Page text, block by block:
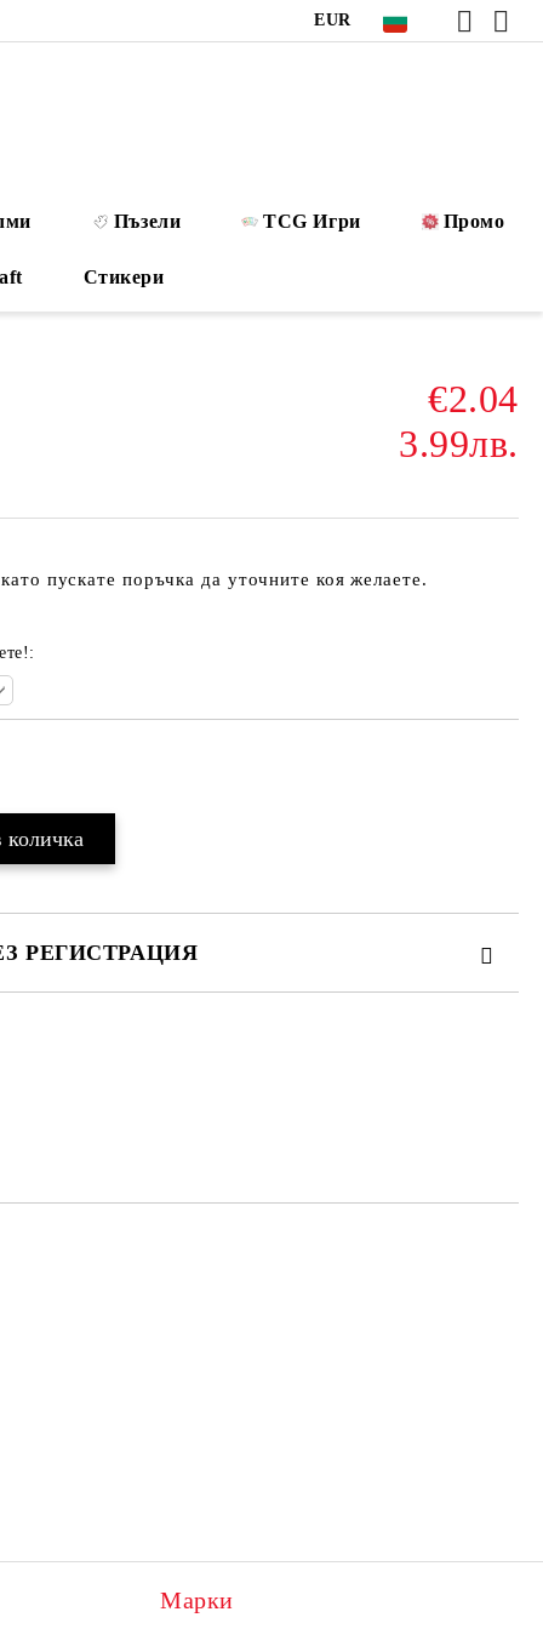
EUR
Пъзели TCG Игри Промо
Стикери
€2.04
3.99лв.
пускате поръчка да уточните коя желаете.
РЕГИСТРАЦИЯ
Марки